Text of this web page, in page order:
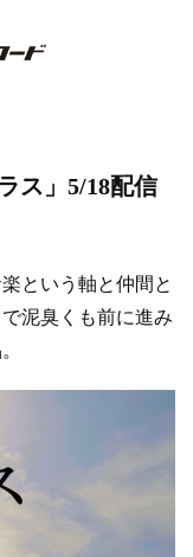
ス」5/18配信
という軸と仲間と
泥臭くも前に進み